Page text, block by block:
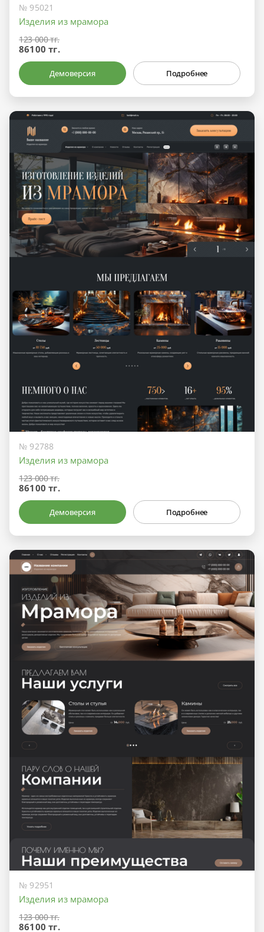
№ 95021
Изделия из мрамора
123 000 тг.
86100 тг.
Демоверсия Подробнее
№ 92788
Изделия из мрамора
123 000 тг.
86100 тг.
Демоверсия Подробнее
№ 92951
Изделия из мрамора
123 000 тг.
86100 тг.